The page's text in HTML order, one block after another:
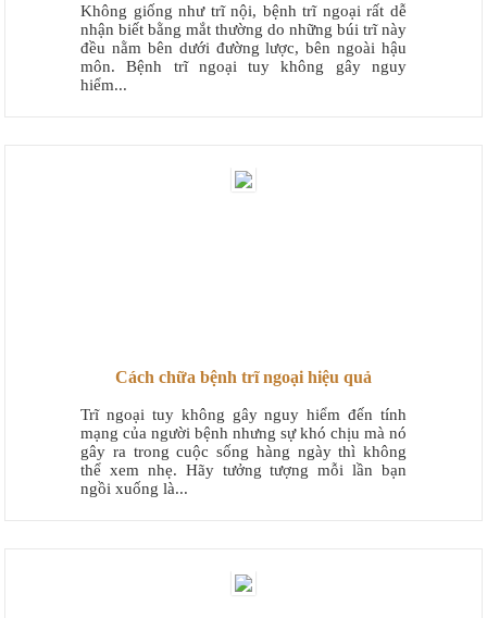
Không giống như trĩ nội, bệnh trĩ ngoại rất dễ
nhận biết bằng mắt thường do những búi trĩ này
đều nằm bên dưới đường lược, bên ngoài hậu
môn. Bệnh trĩ ngoại tuy không gây nguy
hiểm...
Cách chữa bệnh trĩ ngoại hiệu quả
Trĩ ngoại tuy không gây nguy hiểm đến tính
mạng của người bệnh nhưng sự khó chịu mà nó
gây ra trong cuộc sống hàng ngày thì không
thể xem nhẹ. Hãy tưởng tượng mỗi lần bạn
ngồi xuống là...